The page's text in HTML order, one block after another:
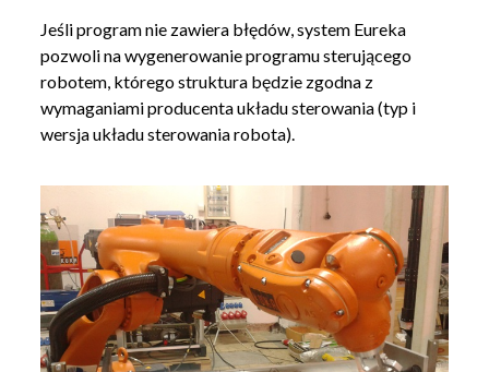
Jeśli program nie zawiera błędów, system Eureka
pozwoli na wygenerowanie programu sterującego
robotem, którego struktura będzie zgodna z
wymaganiami producenta układu sterowania (typ i
wersja układu sterowania robota).